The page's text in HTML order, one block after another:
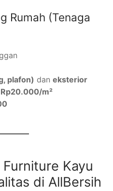
Rumah (Tenaga
plafon) dan eksterior
Rp20.000/m²
Kayu
di AllBersih